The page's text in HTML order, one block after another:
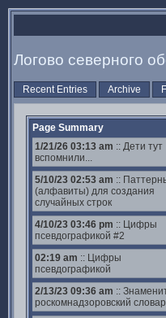
Логово северного
Recent Entries Archive
Page Summary
1/21/26 03:13 am :: Дети тут
вспомнили...
5/10/23 02:53 am ::
(алфавиты) для создания
случайных строк
4/10/23 03:46 pm :: Цифры
псевдографикой #2
02:19 am :: Цифры
псевдографикой
2/13/23 09:36 am ::
роскомнадзоровский